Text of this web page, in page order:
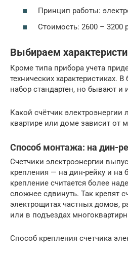
Принцип работы:
Стоимость: 2600 – 3200
Выбираем
Кроме типа прибора учета
технических характеристиках.
набор стандартен, но бывают и
Какой счётчик электроэнергии
квартире или доме зависит от
Способ монтажа: на дин-
Счетчики электроэнергии
крепления — на дин-рейку и на
крепление считается более
сложнее сдвинуть. Так крепят
электрощитах частных домов,
или в подъездах
Способ крепления счетчика